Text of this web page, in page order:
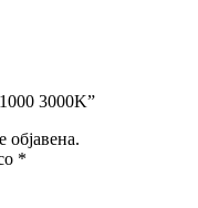
3000K”
објавена.
*